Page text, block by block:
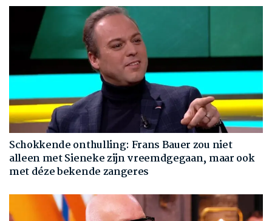
Schokkende onthulling: Frans Bauer zou niet
alleen met Sieneke zijn vreemdgegaan, maar ook
met déze bekende zangeres